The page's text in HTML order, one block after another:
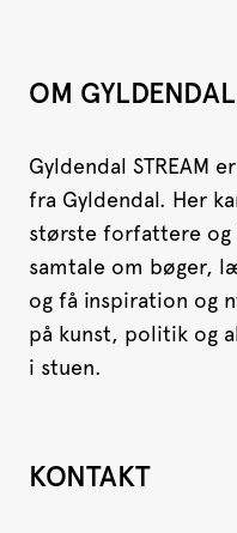
OM
Gyldendal STREAM
fra Gyldendal. Her
største forfattere
samtale om bøger,
og få inspiration og
på kunst, politik og
i stuen.
KONTAKT